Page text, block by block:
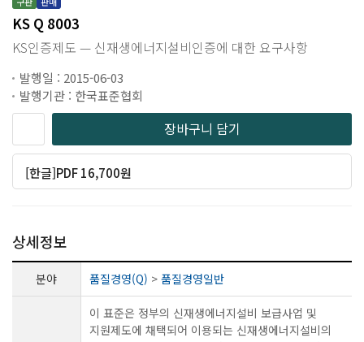
KS Q 8003
KS인증제도 — 신재생에너지설비인증에 대한 요구사항
발행일 : 2015-06-03
발행기관 : 한국표준협회
장바구니 담기
[한글]PDF 16,700원
상세정보
분야 품질경영(Q) > 품질경영일반
이 표준은 정부의 신재생에너지설비 보급사업 및
지원제도에 채택되어 이용되는 신재생에너지설비의